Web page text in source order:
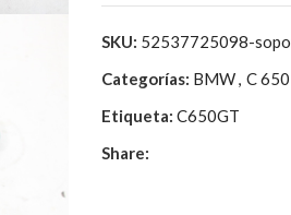
SKU: 52537725098-
Categorías: BMW, C
Etiqueta: C650GT
Share: